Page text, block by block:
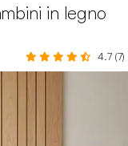
in legno
4.7 (7)